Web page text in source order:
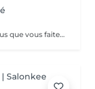
Eyeliner - Des yeux expressifs Imaginez-vous que vous faites du sport, que vous allez vous baigner ou au sauna et que votre Eyeliner ne s'efface pas, ne coule pas plus jamais. Vos cils paraissent plus fournis et vos yeux sont plus expressifs grâce à un Eyeliner fin. L'Eyeliner est aussi la solution parfaite si vous portez des lentilles ou si vous avez des problèmes de vue ou bien si vous voulez tout simplement gagner du temps. Vous avez le choix entre un Eyeliner très fin et discret et un Eyeliner décoratif, tout comme vous le souhaitez. Dans tous les cas l'Eyeliner mettra vos yeux en valeur.